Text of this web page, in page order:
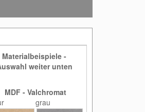
Materialbeispiele -
weiter unten
MDF - Valchromat
grau